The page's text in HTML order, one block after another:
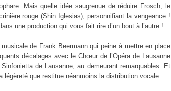
Mais quelle idée saugrenue de réduire Frosch, le
rouge (Shin Iglesias), personnifiant la vengeance !
une production qui vous fait rire d’un bout à l’autre !
de Frank Beermann qui peine à mettre en place
décalages avec le Chœur de l’Opéra de Lausanne
de Lausanne, au demeurant remarquables. Et
légèreté que restitue néanmoins la distribution vocale.